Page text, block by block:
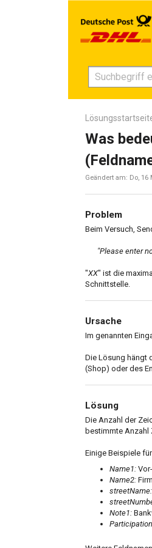
Was
Geändert am: Do, 16
Problem
Beim Versuch,
"Please enter
"XX" ist die
Schnittstelle.
Ursache
Im genannten
Die Lösung hängt
(Shop) oder des
Lösung
Die Anzahl der
bestimmte Anzahl
Einige Beispiele
Name1:
Name2:
streetName:
Note1: